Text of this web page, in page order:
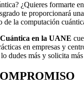
¿Quieres formarte
te proporcionará
de la computación
en la UANE
en empresas y
dudes más y solicita